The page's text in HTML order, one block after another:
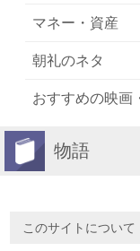
マネー・資産
朝礼のネタ
おすすめの映画
物語
このサイトについて